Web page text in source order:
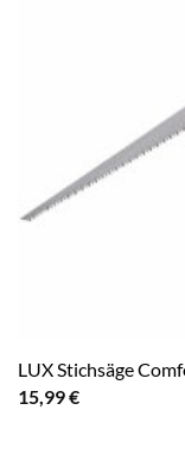
LUX Stichsäge
15,99€